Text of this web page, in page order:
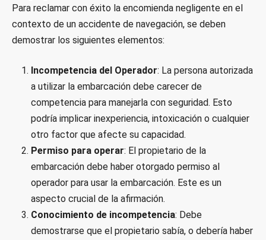
Para reclamar con éxito la encomienda negligente en el
contexto de un accidente de navegación, se deben
demostrar los siguientes elementos:
Incompetencia del Operador: La persona autorizada
a utilizar la embarcación debe carecer de
competencia para manejarla con seguridad. Esto
podría implicar inexperiencia, intoxicación o cualquier
otro factor que afecte su capacidad.
Permiso para operar: El propietario de la
embarcación debe haber otorgado permiso al
operador para usar la embarcación. Este es un
aspecto crucial de la afirmación.
Conocimiento de incompetencia: Debe
demostrarse que el propietario sabía, o debería haber